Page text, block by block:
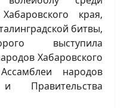
края,
битвы,
выступила
Хабаровского
народов
Правительства